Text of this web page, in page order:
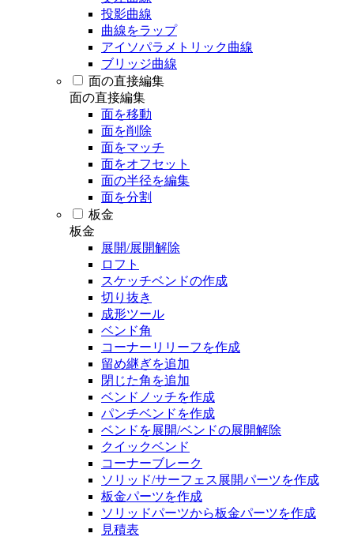
投影曲線
曲線をラップ
アイソパラメトリック曲線
ブリッジ曲線
面の直接編集
面の直接編集
面を移動
面を削除
面をマッチ
面をオフセット
面の半径を編集
面を分割
板金
板金
展開/展開解除
ロフト
スケッチベンドの作成
切り抜き
成形ツール
ベンド角
コーナーリリーフを作成
留め継ぎを追加
閉じた角を追加
ベンドノッチを作成
パンチベンドを作成
ベンドを展開/ベンドの展開解除
クイックベンド
コーナーブレーク
ソリッド/サーフェス展開パーツを作成
板金パーツを作成
ソリッドパーツから板金パーツを作成
見積表